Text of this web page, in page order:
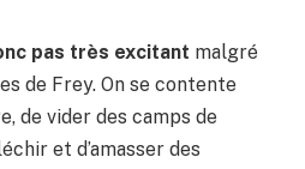
pas très excitant malgré
de Frey. On se contente
de vider des camps de
et d’amasser des